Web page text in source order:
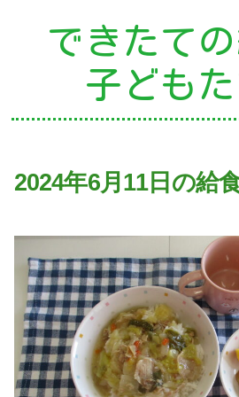
お知らせ
・ニュース
・ブログ
・園の特色
・自慢の給食
・アクセス
入園案内
子育て支援
できたて
子ども
2024年6月11日の給